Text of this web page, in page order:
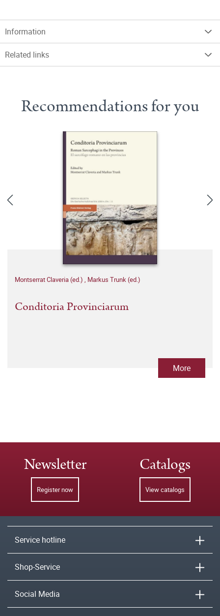
Information
Related links
Recommendations for you
Montserrat Claveria (ed.) , Markus Trunk (ed.)
Conditoria Provinciarum
More
Newsletter
Register now
Catalogs
View catalogs
Service hotline
Shop-Service
Social Media